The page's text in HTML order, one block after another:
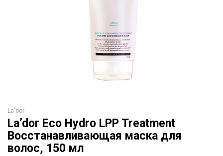
La'dor
La’dor Eco Hydro LPP Treatment
Восстанавливающая маска для
волос, 150 мл